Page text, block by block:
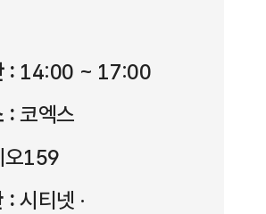
: 14:00 ~ 17:00
: 코엑스
오159
: 시티넷 ·